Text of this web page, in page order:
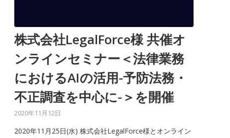
株式会社LegalForce様 共催オ
ンラインセミナー＜法律業務
におけるAIの活用-予防法務・
不正調査を中心に-＞を開催
2020年11月12日
2020年11月25日(水) 株式会社LegalForce様とオンライン